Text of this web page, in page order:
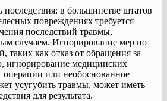
последствия: в большинстве штатов
повреждениях требуется
последствий травмы,
случаем. Игнорирование мер по
таких как отказ от обращения за
медицинских
операции или необоснованное
усугубить травмы, может иметь
для результата.